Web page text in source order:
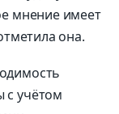
мнение имеет
она.
с учётом